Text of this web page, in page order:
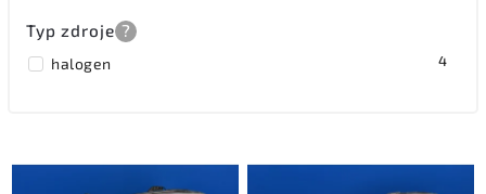
Typ zdroje ?
halogen 4